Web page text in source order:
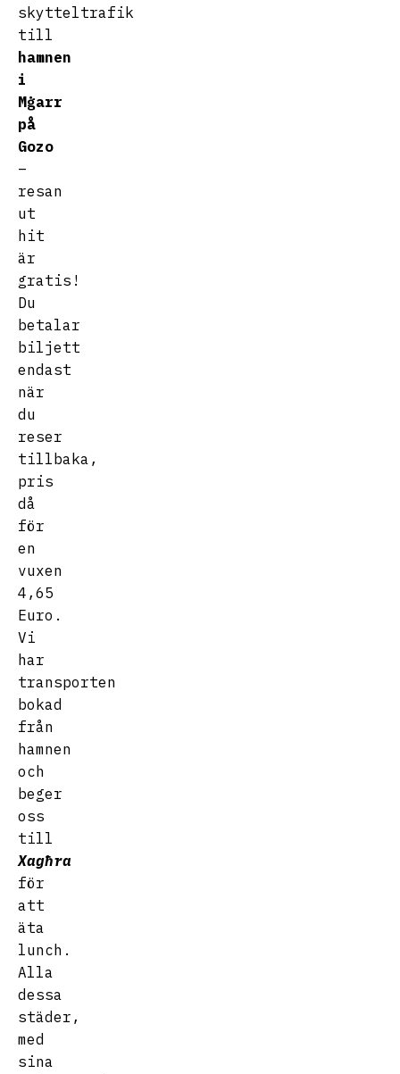
skytteltrafik
till
hamnen
i
Mġarr
på
Gozo
–
resan
ut
hit
är
gratis!
Du
betalar
biljett
endast
när
du
reser
tillbaka,
pris
då
för
en
vuxen
4,65
Euro.
Vi
har
transporten
bokad
från
hamnen
och
beger
oss
till
Xagħra
för
att
äta
lunch.
Alla
dessa
städer,
med
sina